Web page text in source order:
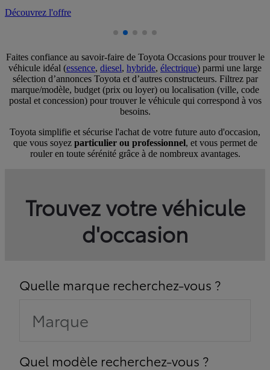
Faites confiance au savoir-faire de Toyota Occasions pour trouver le
véhicule idéal (essence, diesel, hybride, électrique) parmi une large
sélection d’annonces Toyota et d’autres constructeurs. Filtrez par
marque/modèle, budget (prix ou loyer) ou localisation (ville, code
postal et concession) pour trouver le véhicule qui correspond à vos
besoins.
Toyota simplifie et sécurise l'achat de votre future auto d'occasion,
que vous soyez particulier ou professionnel, et vous permet de
rouler en toute sérénité grâce à de nombreux avantages.
Trouvez votre véhicule
d'occasion
Quelle marque recherchez-vous ?
Marque
Quel modèle recherchez-vous ?